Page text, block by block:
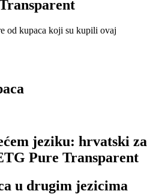
od kupaca koji su kupili ovaj
jeziku: hrvatski za
Pure Transparent
u drugim jezicima